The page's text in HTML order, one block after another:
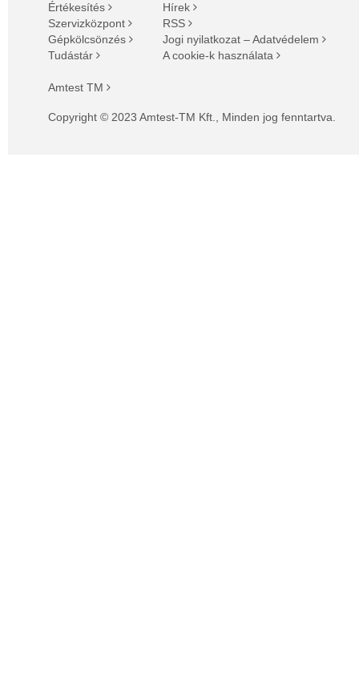
Értékesítés
Szervizközpont
Gépkölcsönzés
Tudástár
Amtest TM
Hírek
RSS
Jogi nyilatkozat – Adatvédelem
A cookie-k használata
Copyright © 2023 Amtest-TM Kft., Minden jog fenntartva.